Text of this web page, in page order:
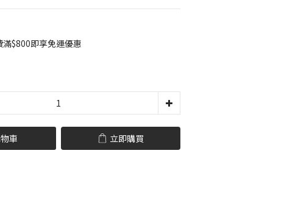
$800即享免運優惠
車 立即購買